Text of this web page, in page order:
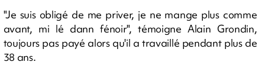
"Je suis obligé de me priver, je ne mange plus comme
avant, mi lé dann fénoir", témoigne Alain Grondin,
toujours pas payé alors qu'il a travaillé pendant plus de
38 ans.